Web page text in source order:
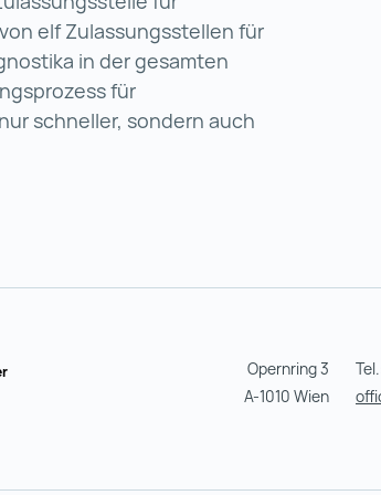
elf Zulassungsstellen für
in der gesamten
für
schneller, sondern auch
Opernring 3
A-1010 Wien